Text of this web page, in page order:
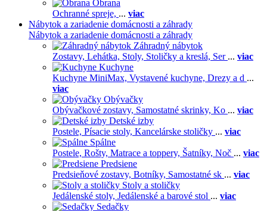
Obrana
Ochranné spreje, ... viac
Nábytok a zariadenie domácnosti a záhrady
Nábytok a zariadenie domácnosti a záhrady
Záhradný nábytok
Zostavy, Lehátka, Stoly, Stoličky a kreslá, Ser ... viac
Kuchyne
Kuchyne MiniMax, Vystavené kuchyne, Drezy a d ...
viac
Obývačky
Obývačkové zostavy, Samostatné skrinky, Ko ... viac
Detské izby
Postele, Písacie stoly, Kancelárske stoličky ... viac
Spálne
Postele, Rošty, Matrace a toppery, Šatníky, Noč ... viac
Predsiene
Predsieňové zostavy, Botníky, Samostatné sk ... viac
Stoly a stoličky
Jedálenské stoly, Jedálenské a barové stol ... viac
Sedačky